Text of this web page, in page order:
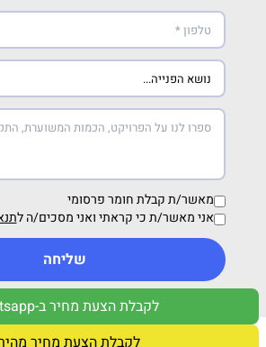
לקבלת הצעת מחיר ב-Whatsapp
לקבלת הצעת מחיר
מאשר/ת קבלת חומר פרסומי
אני מאשר/ת כי קראתי ואני מסכים/ה ל
שליחה
מדיניות פרטיות